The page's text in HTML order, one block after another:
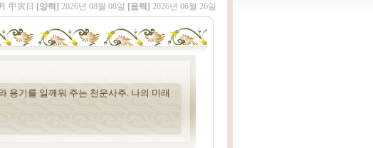
甲寅日 [양력] 2026년 08월 08일 [음력] 2026년 06월 26일
용기를 일깨워 주는 천운사주. 나의 미래